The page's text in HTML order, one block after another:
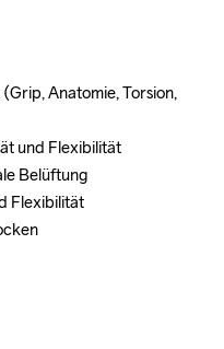
Anatomie, Torsion,
und Flexibilität
Belüftung
Flexibilität
Anatomie, Torsion,
und Flexibilität
Belüftung
Flexibilität